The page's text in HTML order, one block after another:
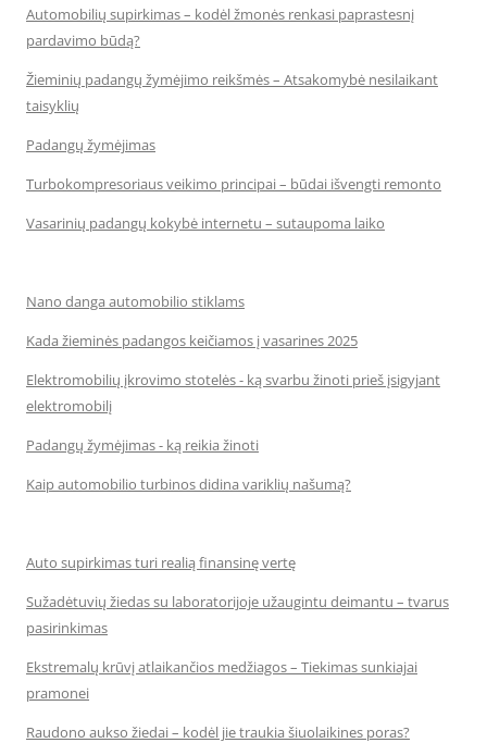
Automobilių supirkimas – kodėl žmonės renkasi paprastesnį
pardavimo būdą?
Žieminių padangų žymėjimo reikšmės – Atsakomybė nesilaikant
taisyklių
Padangų žymėjimas
Turbokompresoriaus veikimo principai – būdai išvengti remonto
Vasarinių padangų kokybė internetu – sutaupoma laiko
Nano danga automobilio stiklams
Kada žieminės padangos keičiamos į vasarines 2025
Elektromobilių įkrovimo stotelės - ką svarbu žinoti prieš įsigyjant
elektromobilį
Padangų žymėjimas - ką reikia žinoti
Kaip automobilio turbinos didina variklių našumą?
Auto supirkimas turi realią finansinę vertę
Sužadėtuvių žiedas su laboratorijoje užaugintu deimantu – tvarus
pasirinkimas
Ekstremalų krūvį atlaikančios medžiagos – Tiekimas sunkiajai
pramonei
Raudono aukso žiedai – kodėl jie traukia šiuolaikines poras?